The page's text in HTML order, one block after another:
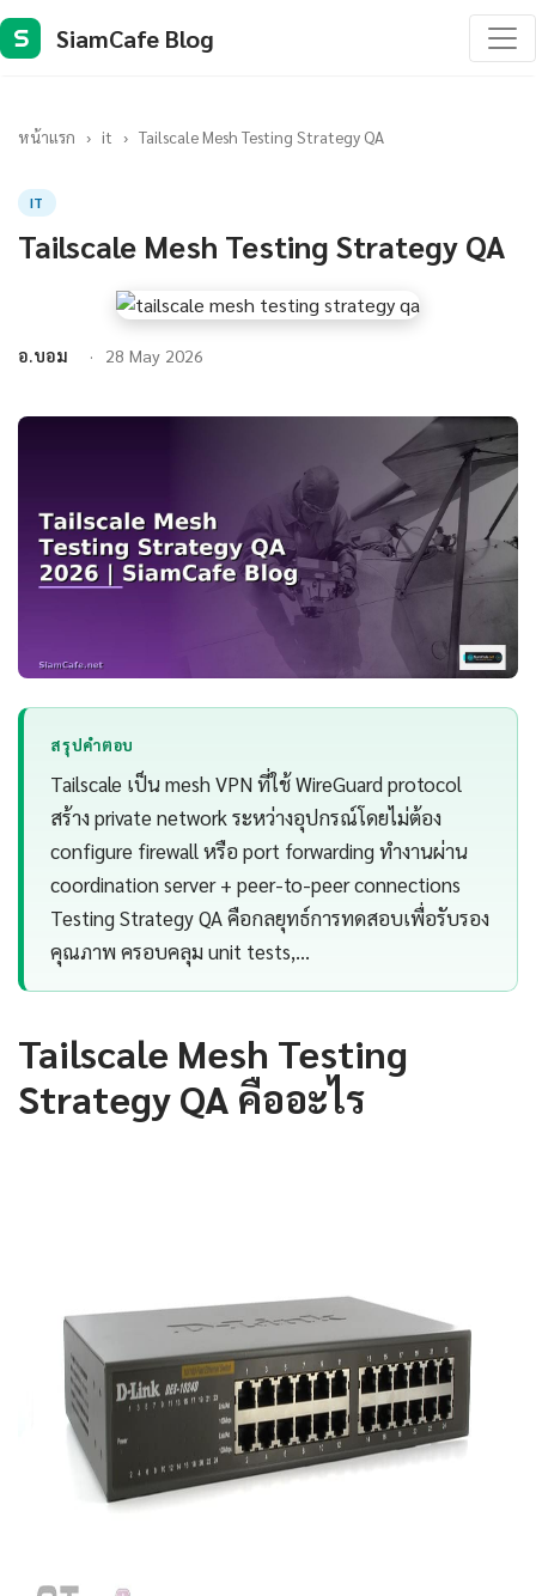
S SiamCafe Blog
หน้าแรก › it › Tailscale Mesh Testing Strategy QA
IT
Tailscale Mesh Testing Strategy QA
อ.บอม 28 May 2026
สรุปคำตอบ
Tailscale เป็น mesh VPN ที่ใช้ WireGuard protocol
สร้าง private network ระหว่างอุปกรณ์โดยไม่ต้อง
configure firewall หรือ port forwarding ทำงานผ่าน
coordination server + peer-to-peer connections
Testing Strategy QA คือกลยุทธ์การทดสอบเพื่อรับรอง
คุณภาพ ครอบคลุม unit tests,…
Tailscale Mesh Testing
Strategy QA คืออะไร